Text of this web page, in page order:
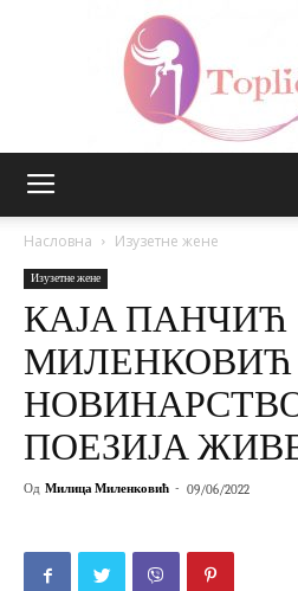
Насловна Изузетне жене
Изузетне жене
КАЈА ПАНЧИЋ
МИЛЕНКОВИЋ
ПОЕЗИЈА
Од Милица Миленковић - 09/06/2022